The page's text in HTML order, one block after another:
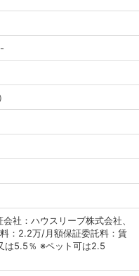
社：ハウスリーブ株式会社、
：2.2万/月額保証委託料：賃
は5.5％ ※ペット可は2.5